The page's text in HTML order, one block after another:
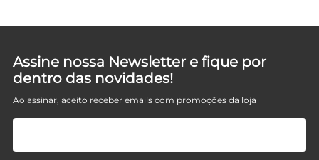
Assine nossa Newsletter e fique por
dentro das novidades!
Ao assinar, aceito receber emails com promoções da loja